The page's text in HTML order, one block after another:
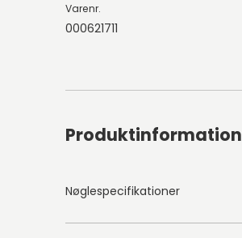
Varenr.
000621711
Produktinformation
Nøglespecifikationer